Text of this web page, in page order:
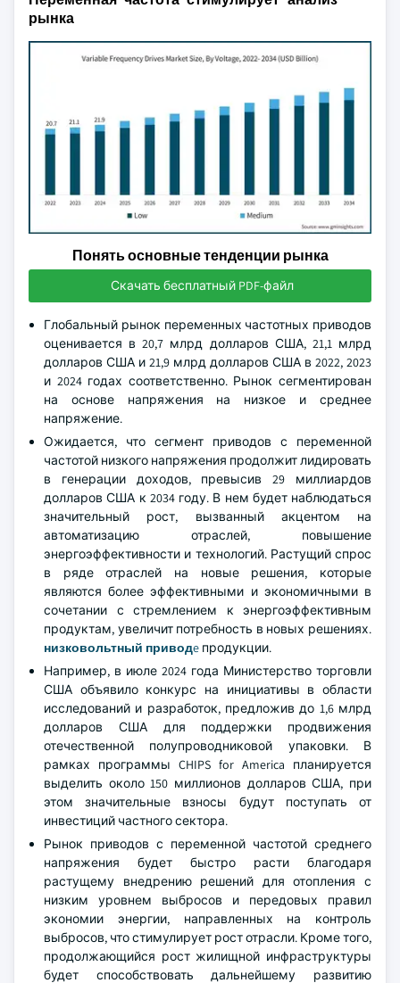
рынка
Понять основные тенденции рынка
Скачать бесплатный PDF-файл
Глобальный рынок переменных частотных приводов
оценивается в 20,7 млрд долларов США, 21,1 млрд
долларов США и 21,9 млрд долларов США в 2022, 2023
и 2024 годах соответственно. Рынок сегментирован
на основе напряжения на низкое и среднее
напряжение.
Ожидается, что сегмент приводов с переменной
частотой низкого напряжения продолжит лидировать
в генерации доходов, превысив 29 миллиардов
долларов США к 2034 году. В нем будет наблюдаться
значительный рост, вызванный акцентом на
автоматизацию отраслей, повышение
энергоэффективности и технологий. Растущий спрос
в ряде отраслей на новые решения, которые
являются более эффективными и экономичными в
сочетании с стремлением к энергоэффективным
продуктам, увеличит потребность в новых решениях.
низковольтный приводe продукции.
Например, в июле 2024 года Министерство торговли
США объявило конкурс на инициативы в области
исследований и разработок, предложив до 1,6 млрд
долларов США для поддержки продвижения
отечественной полупроводниковой упаковки. В
рамках программы CHIPS for America планируется
выделить около 150 миллионов долларов США, при
этом значительные взносы будут поступать от
инвестиций частного сектора.
Рынок приводов с переменной частотой среднего
напряжения будет быстро расти благодаря
растущему внедрению решений для отопления с
низким уровнем выбросов и передовых правил
экономии энергии, направленных на контроль
выбросов, что стимулирует рост отрасли. Кроме того,
продолжающийся рост жилищной инфраструктуры
будет способствовать дальнейшему развитию